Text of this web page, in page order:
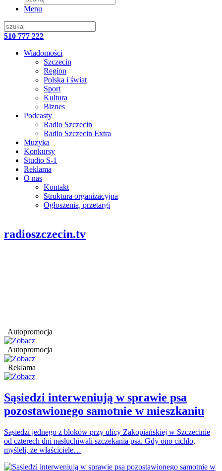
Menu
510 777 222
Wiadomości
Szczecin
Region
Polska i świat
Sport
Kultura
Biznes
Podcasty
Radio Szczecin
Radio Szczecin Extra
Muzyka
Konkursy
Studio S-1
Reklama
O nas
Kontakt
Struktura organizacyjna
Ogłoszenia, przetargi
radioszczecin.tv
Autopromocja
Autopromocja
Reklama
Sąsiedzi interweniują w sprawie psa
pozostawionego samotnie w mieszkaniu
Sąsiedzi jednego z bloków przy ulicy Zakopiańskiej w Szczecinie
od czterech dni nasłuchiwali szczekania psa. Gdy ono cichło,
myśleli, że właściciele…